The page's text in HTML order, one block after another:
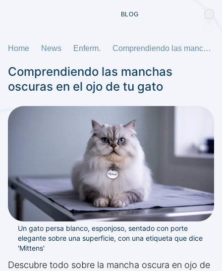
BLOG
Home News Enferm. Comprendiendo las manchas oscuras en el ojo de tu gato
Comprendiendo las manchas
oscuras en el ojo de tu gato
Un gato persa blanco, esponjoso, sentado con porte
elegante sobre una superficie, con una etiqueta que dice
'Mittens'
Descubre todo sobre la mancha oscura en ojo de